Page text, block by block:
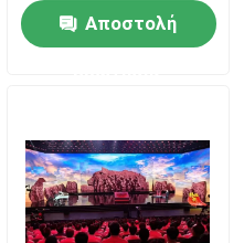
οδηγήσεων
Αποστολή